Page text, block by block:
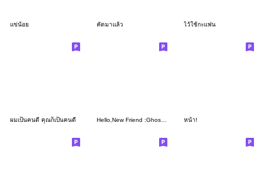
แข่น้อย คัดมาแล้ว ไว้ใช้กะแฟน
ผมเป็นคนดี คุณก็เป็นคนดี หน้า!